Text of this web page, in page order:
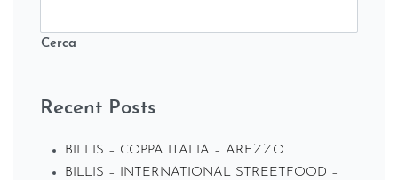
Cerca
Recent Posts
BILLIS – COPPA ITALIA – AREZZO
BILLIS – INTERNATIONAL STREETFOOD –